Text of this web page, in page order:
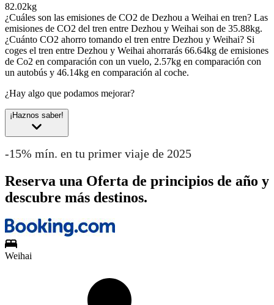
82.02kg
¿Cuáles son las emisiones de CO2 de Dezhou a Weihai en tren? Las
emisiones de CO2 del tren entre Dezhou y Weihai son de 35.88kg.
¿Cuánto CO2 ahorro tomando el tren entre Dezhou y Weihai? Si
coges el tren entre Dezhou y Weihai ahorrarás 66.64kg de emisiones
de Co2 en comparación con un vuelo, 2.57kg en comparación con
un autobús y 46.14kg en comparación al coche.
¿Hay algo que podamos mejorar?
¡Haznos saber!
-15% mín. en tu primer viaje de 2025
Reserva una Oferta de principios de año y
descubre más destinos.
Weihai